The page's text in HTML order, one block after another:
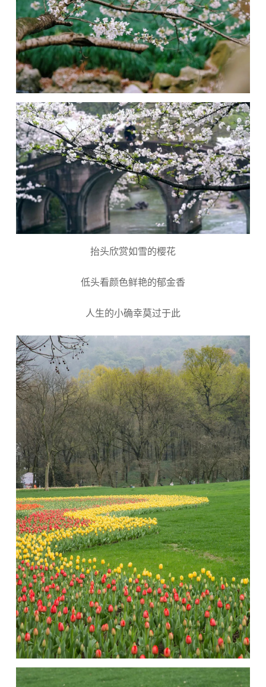
抬头欣赏如雪的樱花
低头看颜色鲜艳的郁金香
人生的小确幸莫过于此